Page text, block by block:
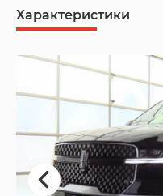
Характеристики